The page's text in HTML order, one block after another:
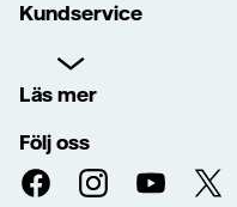
Kundservice
Läs mer
Följ oss